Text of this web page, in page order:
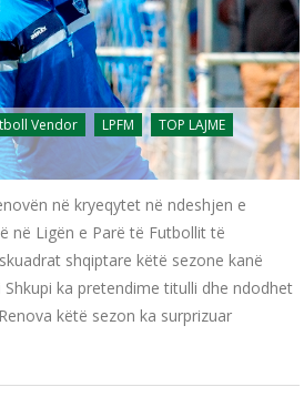
Vendor LPFM TOP LAJME
në kryeqytet në ndeshjen e
në Ligën e Parë të Futbollit të
shqiptare këtë sezone kanë
ka pretendime titulli dhe ndodhet
këtë sezon ka surprizuar